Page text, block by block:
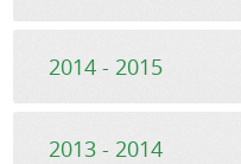
2014 - 2015
2013 - 2014